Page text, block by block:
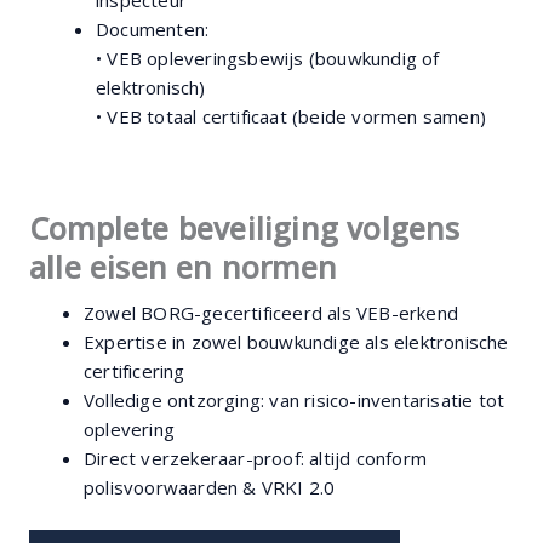
Documenten:
• VEB opleveringsbewijs (bouwkundig of
elektronisch)
• VEB totaal certificaat (beide vormen samen)
Complete beveiliging volgens
alle eisen en normen
Zowel BORG-gecertificeerd als VEB-erkend
Expertise in zowel bouwkundige als elektronische
certificering
Volledige ontzorging: van risico-inventarisatie tot
oplevering
Direct verzekeraar-proof: altijd conform
polisvoorwaarden & VRKI 2.0